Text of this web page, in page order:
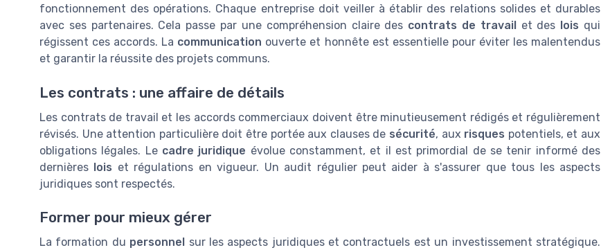
fonctionnement des opérations. Chaque entreprise doit veiller à établir des relations solides et durables
avec ses partenaires. Cela passe par une compréhension claire des contrats de travail et des lois qui
régissent ces accords. La communication ouverte et honnête est essentielle pour éviter les malentendus
et garantir la réussite des projets communs.
Les contrats : une affaire de détails
Les contrats de travail et les accords commerciaux doivent être minutieusement rédigés et régulièrement
révisés. Une attention particulière doit être portée aux clauses de sécurité, aux risques potentiels, et aux
obligations légales. Le cadre juridique évolue constamment, et il est primordial de se tenir informé des
dernières lois et régulations en vigueur. Un audit régulier peut aider à s'assurer que tous les aspects
juridiques sont respectés.
Former pour mieux gérer
La formation du personnel sur les aspects juridiques et contractuels est un investissement stratégique.